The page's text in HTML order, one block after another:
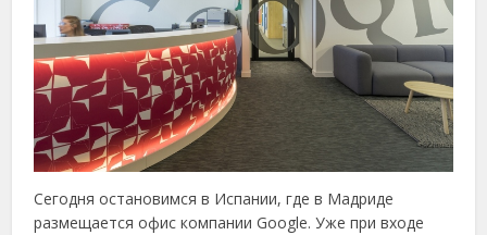
Сегодня остановимся в Испании, где в Мадриде
размещается офис компании Google. Уже при входе